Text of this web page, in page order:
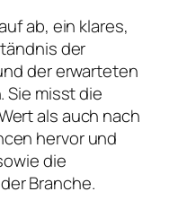
ab, ein klares,
der
der erwarteten
Sie misst die
als auch nach
hervor und
die
Branche.